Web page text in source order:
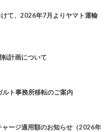
けて、2026年7月よりヤマト運輸
計画について
ト事務所移転のご案内
ージ適用額のお知らせ（2026年